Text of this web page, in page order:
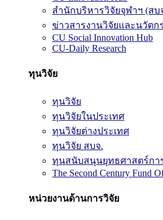
สำนักบริหารวิจัยจุฬาฯ (สบ
ข่าวสารงานวิจัยและนวัตก
CU Social Innovation Hub
CU-Daily Research
ทุนวิจัย
ทุนวิจัย
ทุนวิจัยในประเทศ
ทุนวิจัยต่างประเทศ
ทุนวิจัย สบจ.
ทุนสนับสนุนยุทธศาสตร์กา
The Second Century Fund
หน่วยงานด้านการวิจัย